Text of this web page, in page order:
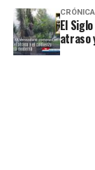
El
atraso